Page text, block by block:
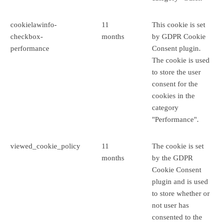
cookielawinfo-
checkbox-
performance
11
months
This cookie is set
by GDPR Cookie
Consent plugin.
The cookie is used
to store the user
consent for the
cookies in the
category
"Performance".
viewed_cookie_policy
11
months
The cookie is set
by the GDPR
Cookie Consent
plugin and is used
to store whether or
not user has
consented to the